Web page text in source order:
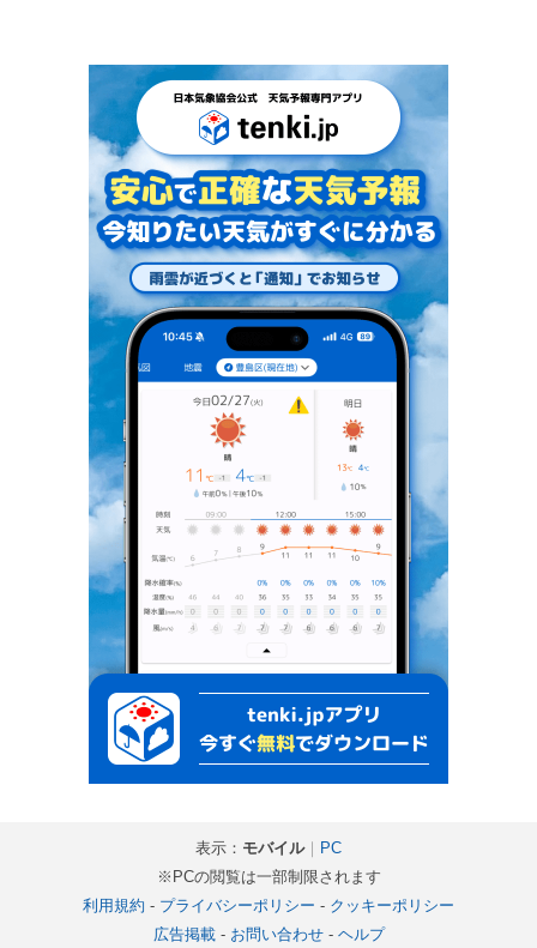
表示： モバイル｜ PC
※PCの閲覧は一部制限されます
利用規約 - プライバシーポリシー - クッキーポリシー
広告掲載- お問い合わせ- ヘルプ